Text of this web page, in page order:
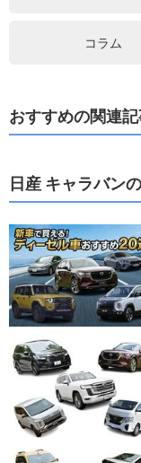
コラム
おすすめの関連
日産 キャラバン